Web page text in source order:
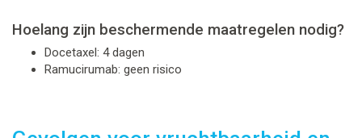
Hoelang zijn beschermende maatregelen nodig?
Docetaxel: 4 dagen
Ramucirumab: geen risico